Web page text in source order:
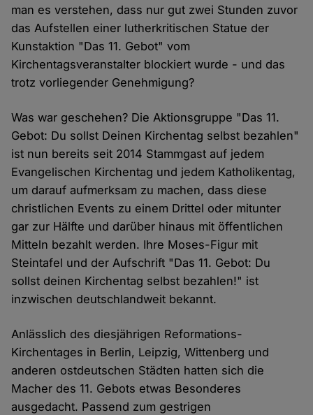
man es verstehen, dass nur gut zwei Stunden zuvor
das Aufstellen einer lutherkritischen Statue der
Kunstaktion "Das 11. Gebot" vom
Kirchentagsveranstalter blockiert wurde - und das
trotz vorliegender Genehmigung?
Was war geschehen? Die Aktionsgruppe "Das 11.
Gebot: Du sollst Deinen Kirchentag selbst bezahlen"
ist nun bereits seit 2014 Stammgast auf jedem
Evangelischen Kirchentag und jedem Katholikentag,
um darauf aufmerksam zu machen, dass diese
christlichen Events zu einem Drittel oder mitunter
gar zur Hälfte und darüber hinaus mit öffentlichen
Mitteln bezahlt werden. Ihre Moses-Figur mit
Steintafel und der Aufschrift "Das 11. Gebot: Du
sollst deinen Kirchentag selbst bezahlen!" ist
inzwischen deutschlandweit bekannt.
Anlässlich des diesjährigen Reformations-
Kirchentages in Berlin, Leipzig, Wittenberg und
anderen ostdeutschen Städten hatten sich die
Macher des 11. Gebots etwas Besonderes
ausgedacht. Passend zum gestrigen